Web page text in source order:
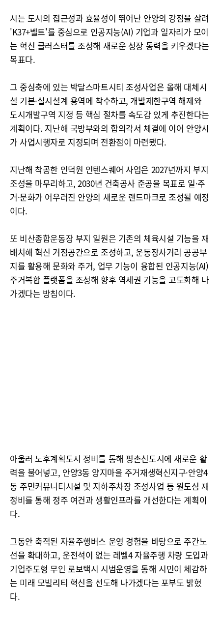
시는 도시의 접근성과 효율성이 뛰어난 안양의 강점을 살려
'K37+벨트'를 중심으로 인공지능(AI) 기업과 일자리가 모이
는 혁신 클러스터를 조성해 새로운 성장 동력을 키우겠다는
목표다.
그 중심축에 있는 박달스마트시티 조성사업은 올해 대체시
설 기본·실시설계 용역에 착수하고, 개발제한구역 해제와
도시개발구역 지정 등 핵심 절차를 속도감 있게 추진한다는
계획이다. 지난해 국방부와의 합의각서 체결에 이어 안양시
가 사업시행자로 지정되며 전환점이 마련됐다.
지난해 착공한 인덕원 인텐스퀘어 사업은 2027년까지 부지
조성을 마무리하고, 2030년 건축공사 준공을 목표로 일·주
거·문화가 어우러진 안양의 새로운 랜드마크로 조성될 예정
이다.
또 비산종합운동장 부지 일원은 기존의 체육시설 기능을 재
배치해 혁신 거점공간으로 조성하고, 운동장사거리 공공부
지를 활용해 문화와 주거, 업무 기능이 융합된 인공지능(AI)
주거복합 플랫폼을 조성해 향후 역세권 기능을 고도화해 나
가겠다는 방침이다.
아울러 노후계획도시 정비를 통해 평촌신도시에 새로운 활
력을 불어넣고, 안양3동 양지마을 주거재생혁신지구·안양4
동 주민커뮤니티시설 및 지하주차장 조성사업 등 원도심 재
정비를 통해 정주 여건과 생활인프라를 개선한다는 계획이
다.
그동안 축적된 자율주행버스 운영 경험을 바탕으로 주간노
선을 확대하고, 운전석이 없는 레벨4 자율주행 차량 도입과
기업주도형 무인 로보택시 시범운영을 통해 시민이 체감하
는 미래 모빌리티 혁신을 선도해 나가겠다는 포부도 밝혔
다.